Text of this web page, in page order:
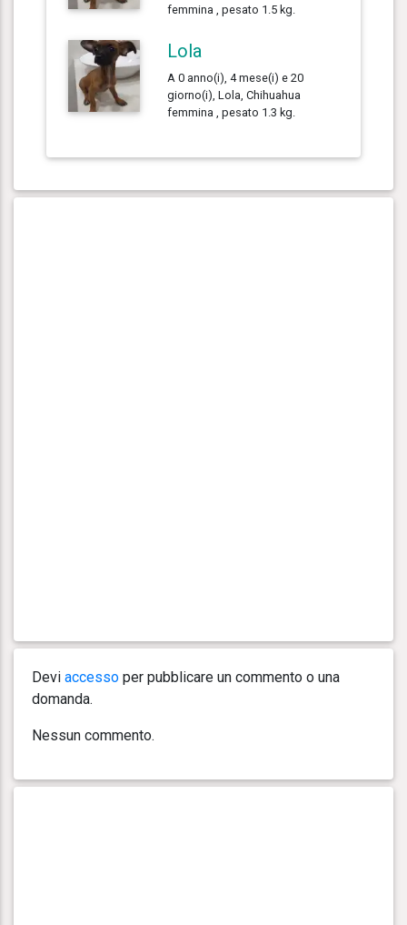
femmina , pesato 1.5 kg.
Lola
A 0 anno(i), 4 mese(i) e 20
giorno(i), Lola, Chihuahua
femmina , pesato 1.3 kg.
Devi accesso per pubblicare un commento o una
domanda.
Nessun commento.